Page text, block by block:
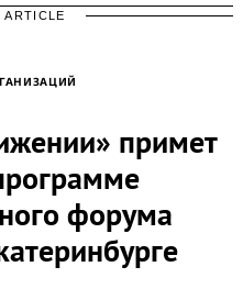
ARTICLE
примет
форума